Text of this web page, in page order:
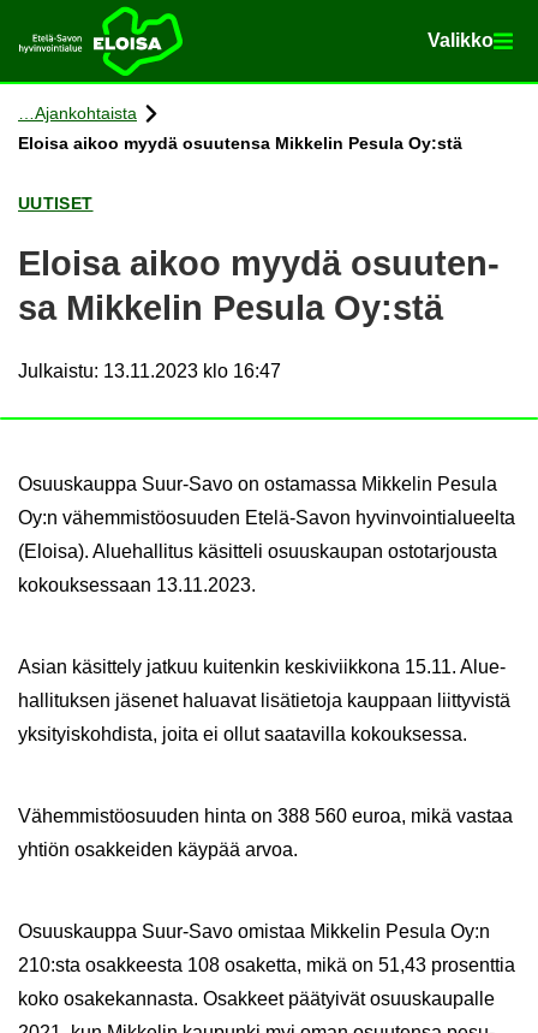
Etusi­vu Va­lik­ko
Va­lik­ko
Siir­ry si­säl­töön
Ajan­koh­tais­ta
Eloi­sa aikoo myydä osuu­ten­sa Mik­ke­lin Pe­su­la Oy:stä
UU­TI­SET
Eloi­sa aikoo myydä osuu­ten­
sa Mik­ke­lin Pe­su­la Oy:stä
Julkaistu: 13.11.2023 klo 16:47
Osuus­kaup­pa Suur-​Savo on os­ta­mas­sa Mik­ke­lin Pe­su­la
Oy:n vä­hem­mis­tö­osuu­den Etelä-​Savon hy­vin­voin­tia­lu­eel­ta
(Eloi­sa). Alue­hal­li­tus kä­sit­te­li osuus­kau­pan os­to­tar­jous­ta
ko­kouk­ses­saan 13.11.2023.
Asian kä­sit­te­ly jat­kuu kui­ten­kin kes­ki­viik­ko­na 15.11. Alue­
hal­li­tuk­sen jä­se­net ha­lua­vat li­sä­tie­to­ja kaup­paan liit­ty­vis­tä
yk­si­tyis­koh­dis­ta, joita ei ollut saa­ta­vil­la ko­kouk­ses­sa.
Vä­hem­mis­tö­osuu­den hinta on 388 560 euroa, mikä vas­taa
yh­tiön osak­kei­den käy­pää arvoa.
Osuus­kaup­pa Suur-​Savo omis­taa Mik­ke­lin Pe­su­la Oy:n
210:sta osak­kees­ta 108 osa­ket­ta, mikä on 51,43 pro­sent­tia
koko osa­ke­kan­nas­ta. Osak­keet pää­tyi­vät osuus­kau­pal­le